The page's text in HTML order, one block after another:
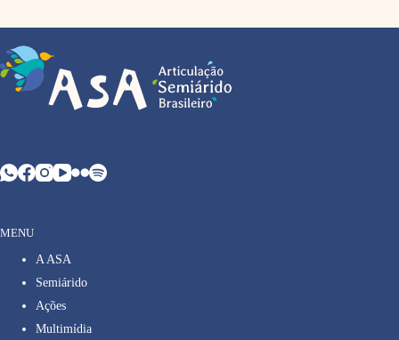
MENU
A ASA
Semiárido
Ações
Multimídia